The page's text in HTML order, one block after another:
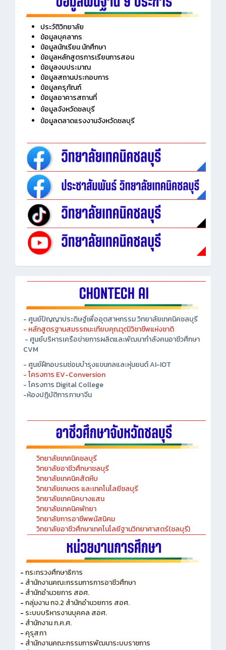
ประวัติวิทยาลัย
ข้อมูลบุคลากร
ข้อมูลนักเรียน นักศึกษา
ข้อมูลหลักสูตรการเรียนการสอน
ข้อมูลงบประมาณ
ข้อมูลสถานประกอบการ
ข้อมูลครุภัณฑ์
ข้อมูลอาคารสถานที่
ข้อมูลจังหวัดชลบุรี
- ศูนย์ปัญญาประดิษฐ์เพื่ออุตสาหกรรม วิทยาลัยเทคนิคชลบุรี
- หลักสูตรฐานสมรรถนะเทียบคุณวุฒิวิชาชีพแห่งชาติ
- ศูนย์บริหารเครือข่ายการผลิตและพัฒนากำลังคนอาชีวศึกษา
CVM
- ศูนย์ฝึกอบรมซ่อมบำรุงแขนกลและหุ่นยนต์ AI-IOT
- โครงการ EV-Conversion
- โครงการ Digital College
วิทยาลัยเทคนิคชลบุรี
วิทยาลัยอาชีวศึกษาชลบุรี
วิทยาลัยเทคนิคสัตหีบ
วิทยาลัยเกษตร และเทคโนโลยีชลบุรี
วิทยาลัยเทคนิคบางแสน
วิทยาลัยเทคนิคพัทยา
วิทยาลัยการอาชีพพนัสนิคม
วิทยาลัยอาชีวศึกษาเทคโนโลยีฐานวิทยาศาสตร์(ชลบุรี)
- กระทรวงศึกษาธิการ
- สำนักงานคณะกรรมการการอาชีวศึกษา
- สำนักอำนวยการ สอศ.
- กลุ่มงาน กจ.2 สำนักอำนวยการ สอศ.
- ระบบบริหารงานบุคคล สอศ.
- สำนักงาน ก.ค.ศ.
- คุรุสภา